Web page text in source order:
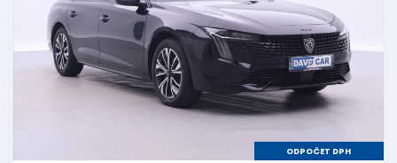
ODPOČET DPH